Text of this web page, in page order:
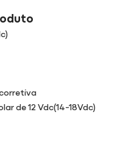
de 12 Vdc(14-18Vdc)